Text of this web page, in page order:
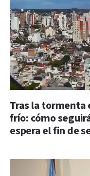
Tras la tormenta
frío: cómo
espera el fin de